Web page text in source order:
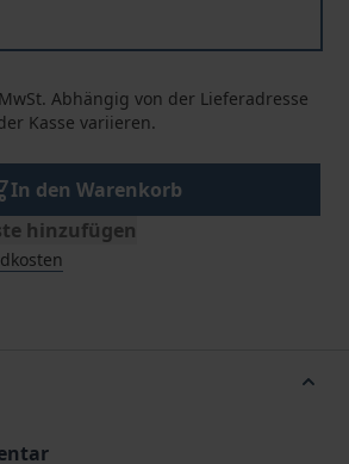
Abhängig von der Lieferadresse
Kasse variieren.
In den Warenkorb
hinzufügen